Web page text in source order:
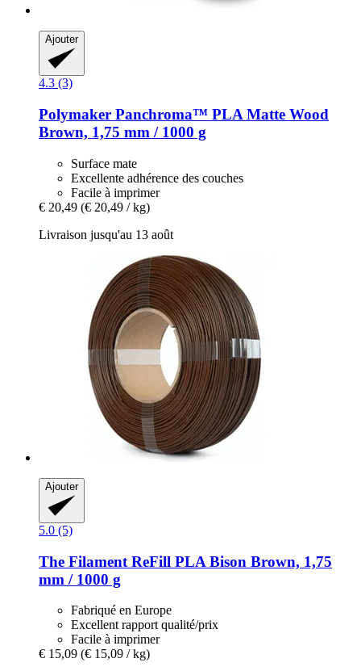
Ajouter
4.3 (3)
Polymaker Panchroma™ PLA Matte Wood
Brown, 1,75 mm / 1000 g
Surface mate
Excellente adhérence des couches
Facile à imprimer
€ 20,49 (€ 20,49 / kg)
Livraison jusqu'au 13 août
Ajouter
5.0 (5)
The Filament ReFill PLA Bison Brown, 1,75
mm / 1000 g
Fabriqué en Europe
Excellent rapport qualité/prix
Facile à imprimer
€ 15,09 (€ 15,09 / kg)